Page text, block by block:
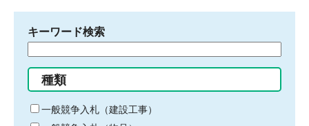
キーワード検索
る
キ
ー
種類
一般競争入札（建設工事）